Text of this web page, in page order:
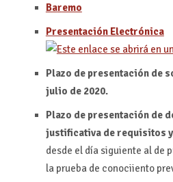
Baremo
Presentación Electrónica
Plazo de presentación de
julio de 2020.
Plazo de presentación de
justificativa de requisitos
desde el día siguiente al de
la prueba de conociiento